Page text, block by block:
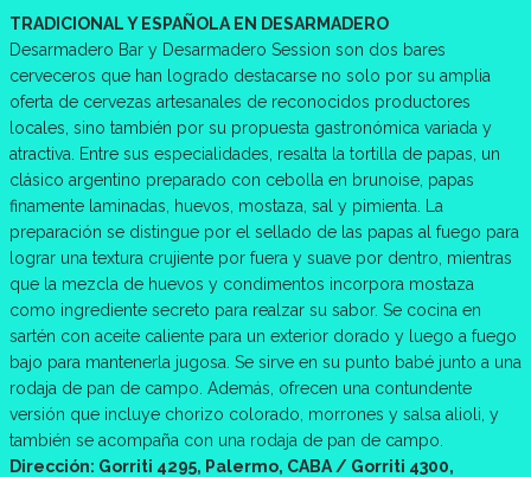
TRADICIONAL Y ESPAÑOLA EN DESARMADERO
Desarmadero Bar y Desarmadero Session son dos bares
cerveceros que han logrado destacarse no solo por su amplia
oferta de cervezas artesanales de reconocidos productores
locales, sino también por su propuesta gastronómica variada y
atractiva. Entre sus especialidades, resalta la tortilla de papas, un
clásico argentino preparado con cebolla en brunoise, papas
finamente laminadas, huevos, mostaza, sal y pimienta. La
preparación se distingue por el sellado de las papas al fuego para
lograr una textura crujiente por fuera y suave por dentro, mientras
que la mezcla de huevos y condimentos incorpora mostaza
como ingrediente secreto para realzar su sabor. Se cocina en
sartén con aceite caliente para un exterior dorado y luego a fuego
bajo para mantenerla jugosa. Se sirve en su punto babé junto a una
rodaja de pan de campo. Además, ofrecen una contundente
versión que incluye chorizo colorado, morrones y salsa alioli, y
también se acompaña con una rodaja de pan de campo.
Dirección: Gorriti 4295, Palermo, CABA / Gorriti 4300,